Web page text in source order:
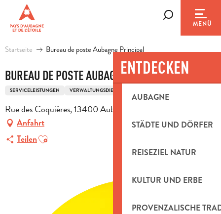
contenu
principal
MENÜ
ENTDECKEN
AUBAGNE
STÄDTE UND DÖRFER
REISEZIEL NATUR
KULTUR UND ERBE
PROVENZALISCHE
Startseite Bureau de poste Aubagne Principal
BUREAU DE POSTE AUBAGNE PRINCIPAL
SERVICELEISTUNGEN VERWALTUNGSDIENSTE
Rue des Coquières, 13400 Aubagne
Anfahrt
TeilenAjouter aux favoris